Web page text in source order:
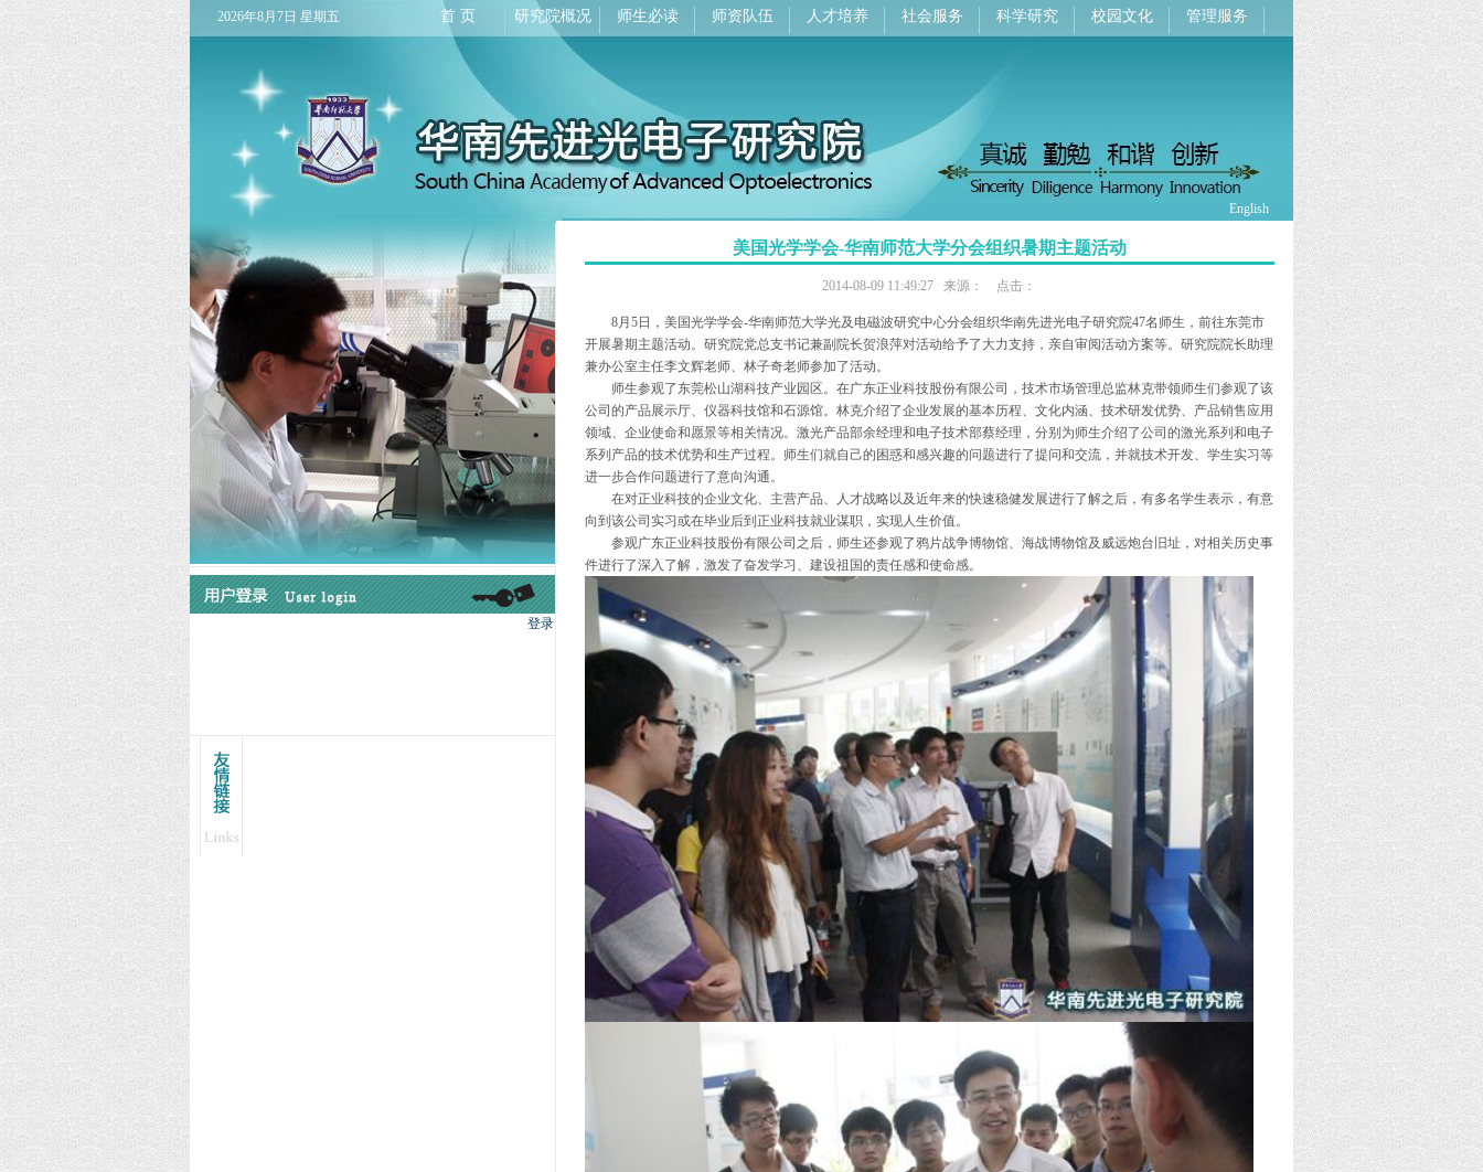
2026年8月7日 星期五 首 页 研究院概况 师生必读 师资队伍 人才培养 社会服务 科学研究 校园文化 管理服务
English
美国光学学会-华南师范大学分会组织暑期主题活动
2014-08-09 11:49:27 来源： 点击：
8月5日，美国光学学会-华南师范大学光及电磁波研究中心分会组织华南先进光电子研究院47名师生，前往东莞市
开展暑期主题活动。研究院党总支书记兼副院长贺浪萍对活动给予了大力支持，亲自审阅活动方案等。研究院院长助理
兼办公室主任李文辉老师、林子奇老师参加了活动。
师生参观了东莞松山湖科技产业园区。在广东正业科技股份有限公司，技术市场管理总监林克带领师生们参观了该
公司的产品展示厅、仪器科技馆和石源馆。林克介绍了企业发展的基本历程、文化内涵、技术研发优势、产品销售应用
领域、企业使命和愿景等相关情况。激光产品部余经理和电子技术部蔡经理，分别为师生介绍了公司的激光系列和电子
系列产品的技术优势和生产过程。师生们就自己的困惑和感兴趣的问题进行了提问和交流，并就技术开发、学生实习等
进一步合作问题进行了意向沟通。
在对正业科技的企业文化、主营产品、人才战略以及近年来的快速稳健发展进行了解之后，有多名学生表示，有意
向到该公司实习或在毕业后到正业科技就业谋职，实现人生价值。
参观广东正业科技股份有限公司之后，师生还参观了鸦片战争博物馆、海战博物馆及威远炮台旧址，对相关历史事
件进行了深入了解，激发了奋发学习、建设祖国的责任感和使命感。